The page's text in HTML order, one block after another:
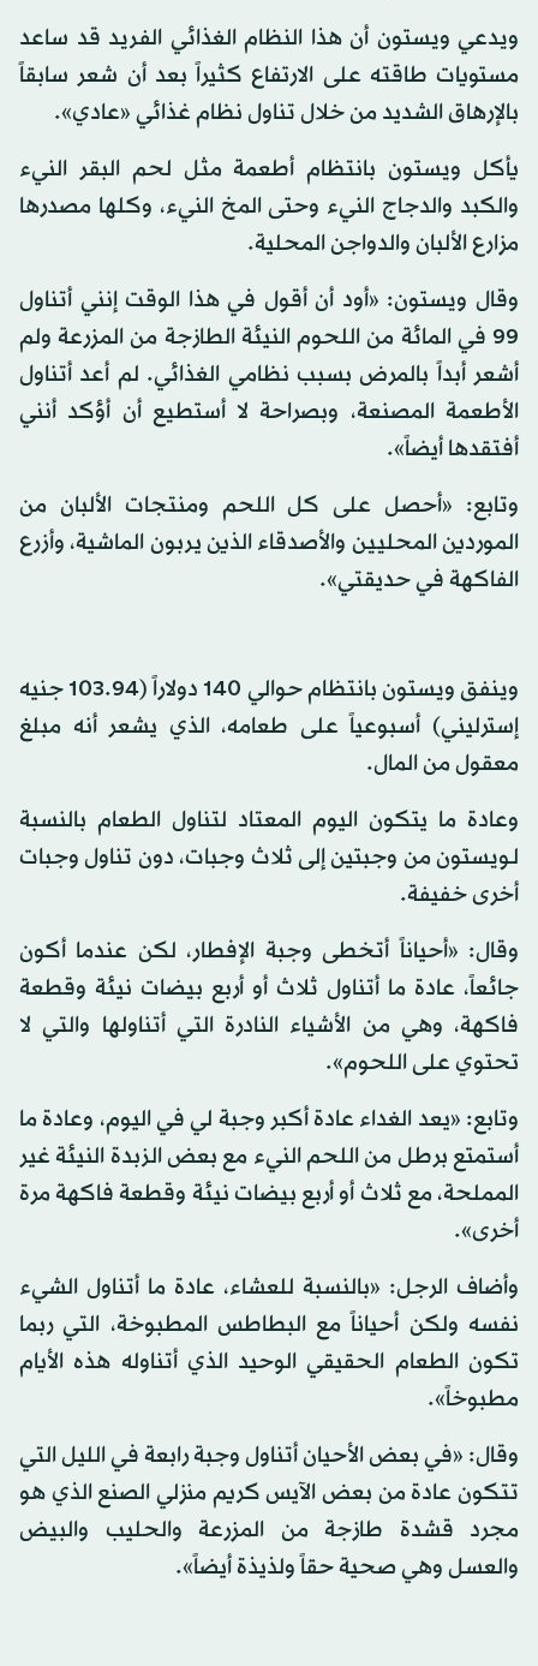
ويدعي ويستون أن هذا النظام الغذائي الفريد قد ساعد
مستويات طاقته على الارتفاع كثيراً بعد أن شعر سابقاً
بالإرهاق الشديد من خلال تناول نظام غذائي «عادي».
يأكل ويستون بانتظام أطعمة مثل لحم البقر النيء
والكبد والدجاج النيء وحتى المخ النيء، وكلها مصدرها
مزارع الألبان والدواجن المحلية.
وقال ويستون: «أود أن أقول في هذا الوقت إنني أتناول
99 في المائة من اللحوم النيئة الطازجة من المزرعة ولم
أشعر أبداً بالمرض بسبب نظامي الغذائي. لم أعد أتناول
الأطعمة المصنعة، وبصراحة لا أستطيع أن أؤكد أنني
أفتقدها أيضاً».
وتابع: «أحصل على كل اللحم ومنتجات الألبان من
الموردين المحليين والأصدقاء الذين يربون الماشية، وأزرع
الفاكهة في حديقتي».
وينفق ويستون بانتظام حوالي 140 دولاراً (103.94 جنيه
إسترليني) أسبوعياً على طعامه، الذي يشعر أنه مبلغ
معقول من المال.
وعادة ما يتكون اليوم المعتاد لتناول الطعام بالنسبة
لـويستون من وجبتين إلى ثلاث وجبات، دون تناول وجبات
أخرى خفيفة.
وقال: «أحياناً أتخطى وجبة الإفطار، لكن عندما أكون
جائعاً، عادة ما أتناول ثلاث أو أربع بيضات نيئة وقطعة
فاكهة، وهي من الأشياء النادرة التي أتناولها والتي لا
تحتوي على اللحوم».
وتابع: «يعد الغداء عادة أكبر وجبة لي في اليوم، وعادة ما
أستمتع برطل من اللحم النيء مع بعض الزبدة النيئة غير
المملحة، مع ثلاث أو أربع بيضات نيئة وقطعة فاكهة مرة
أخرى».
وأضاف الرجل: «بالنسبة للعشاء، عادة ما أتناول الشيء
نفسه ولكن أحياناً مع البطاطس المطبوخة، التي ربما
تكون الطعام الحقيقي الوحيد الذي أتناوله هذه الأيام
مطبوخاً».
وقال: «في بعض الأحيان أتناول وجبة رابعة في الليل التي
تتكون عادة من بعض الآيس كريم منزلي الصنع الذي هو
مجرد قشدة طازجة من المزرعة والحليب والبيض
والعسل وهي صحية حقاً ولذيذة أيضاً».